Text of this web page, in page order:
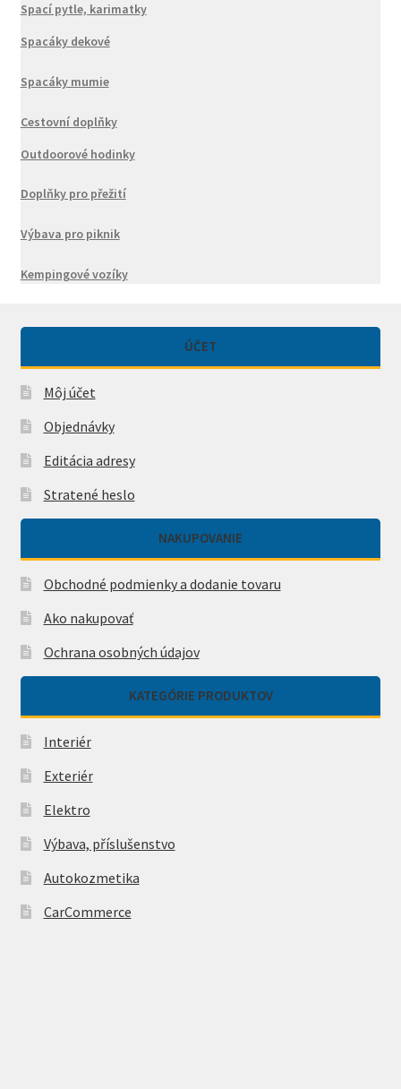
Spací pytle, karimatky
Spacáky dekové
Spacáky mumie
Cestovní doplňky
Outdoorové hodinky
Doplňky pro přežití
Výbava pro piknik
Kempingové vozíky
ÚČET
Môj účet
Objednávky
Editácia adresy
Stratené heslo
NAKUPOVANIE
Obchodné podmienky a dodanie tovaru
Ako nakupovať
Ochrana osobných údajov
KATEGÓRIE PRODUKTOV
Interiér
Exteriér
Elektro
Výbava, příslušenstvo
Autokozmetika
CarCommerce